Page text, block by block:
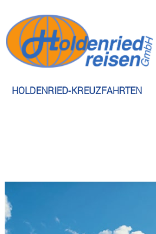
HOLDENRIED-KREUZFAHRTEN